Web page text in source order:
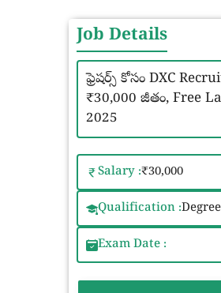
Job Details
ఫ్రెషర్స్ కోసం DXC
₹30,000 జీతం, Free
2025
Salary :₹30,000
Qualification :Degree
Exam Date :